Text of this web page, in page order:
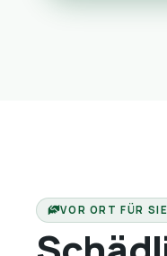
VOR ORT FÜR SIE